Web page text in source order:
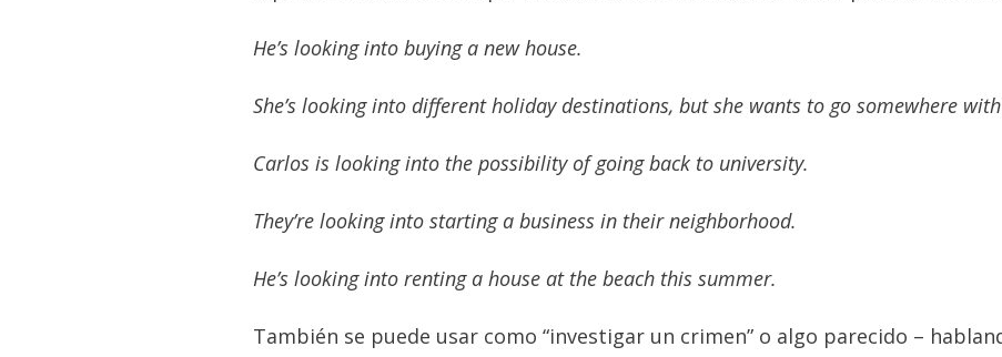
He’s looking into buying a new house.
She’s looking into different holiday destinations, but she wants to go somewhere
Carlos is looking into the possibility of going back to university.
They’re looking into starting a business in their neighborhood.
He’s looking into renting a house at the beach this summer.
También se puede usar como “investigar un crimen” o algo parecido –